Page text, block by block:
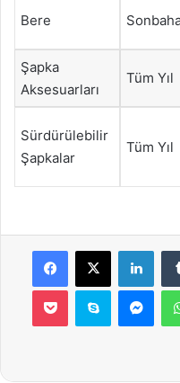
Bere
Şapka
Aksesuarları
Tüm Yıl
Sürdürülebilir
Şapkalar
Tüm Yıl
Facebook
X
Pocket Skype